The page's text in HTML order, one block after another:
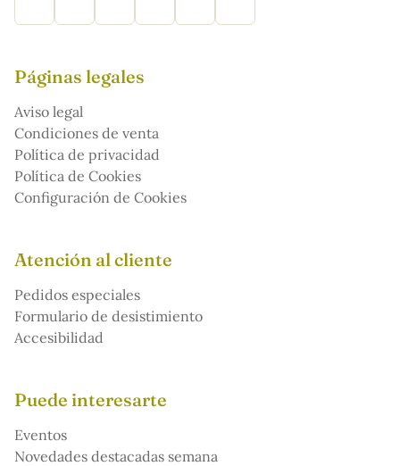
Páginas legales
Aviso legal
Condiciones de venta
Política de privacidad
Política de Cookies
Configuración de Cookies
Atención al cliente
Pedidos especiales
Formulario de desistimiento
Accesibilidad
Puede interesarte
Eventos
Novedades destacadas semana